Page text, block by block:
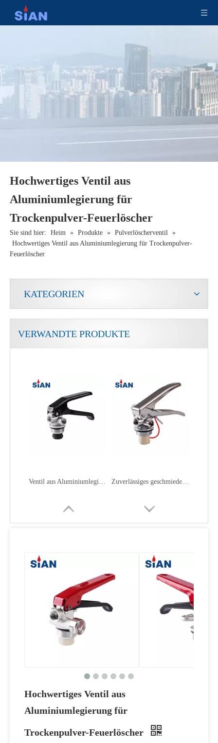
Hochwertiges Ventil aus
Aluminiumlegierung für
Trockenpulver-Feuerlöscher
Sie sind hier: Heim » Produkte » Pulverlöscherventil »
Hochwertiges Ventil aus Aluminiumlegierung für Trockenpulver-
Feuerlöscher
KATEGORIEN
VERWANDTE PRODUKTE
Ventil aus Aluminiumlegierung für Trockenpulver-Feuerlöscher
Zuverlässiges Ventil aus Messinglegierung für Trockenpulver-Feuerlöscher ABC-Trockenpulver-Feuerlöschventil
Hochwertiges Ventil aus
Aluminiumlegierung für
Trockenpulver-Feuerlöscher